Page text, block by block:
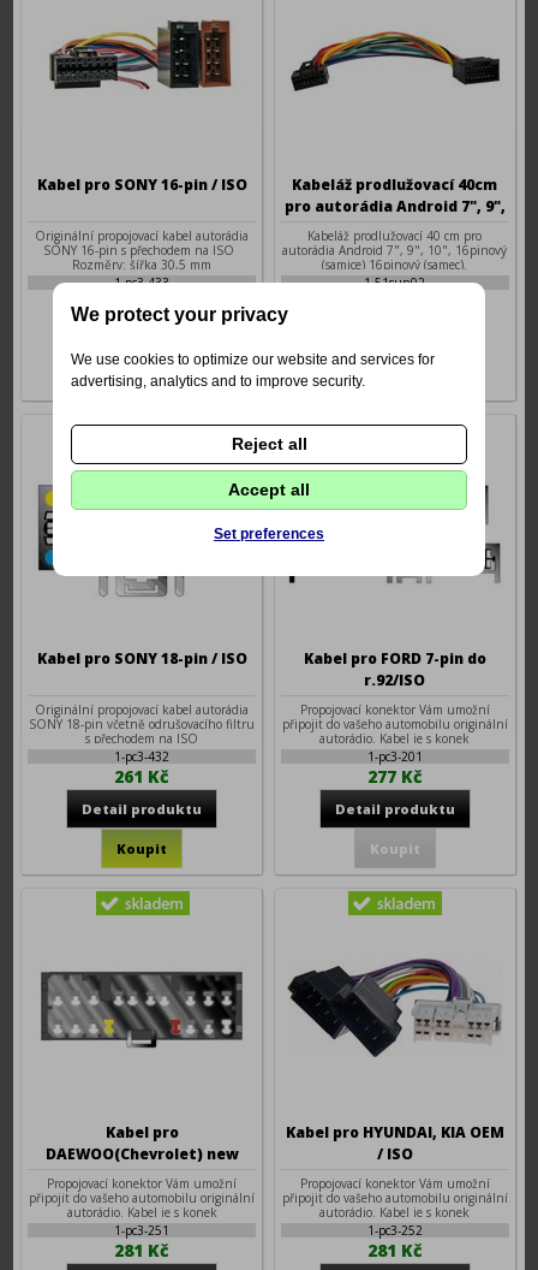
Kabel pro SONY 16-pin / ISO
Originální propojovací kabel autorádia
SONY 16-pin s přechodem na ISO
Rozměry: šířka 30,5 mm
1-pc3-433
249 Kč
Kabeláž prodlužovací 40cm
pro autorádia Android 7", 9",
10"
Kabeláž prodlužovací 40 cm pro
autorádia Android 7", 9", 10", 16pinový
(samice) 16pinový (samec).
1-51sun02
Kabel pro SONY 18-pin / ISO
Originální propojovací kabel autorádia
SONY 18-pin včetně odrušovacího filtru
s přechodem na ISO
1-pc3-432
261 Kč
Kabel pro FORD 7-pin do
r.92/ISO
Propojovací konektor Vám umožní
připojit do vašeho automobilu originální
autorádio. Kabel je s konek
1-pc3-201
277 Kč
Kabel pro
DAEWOO(Chevrolet) new
OEM / ISO
Propojovací konektor Vám umožní
připojit do vašeho automobilu originální
autorádio. Kabel je s konek
1-pc3-251
281 Kč
Kabel pro HYUNDAI, KIA OEM
/ ISO
Propojovací konektor Vám umožní
připojit do vašeho automobilu originální
autorádio. Kabel je s konek
1-pc3-252
281 Kč
We protect your privacy
We use cookies to optimize our website and services for
advertising, analytics and to improve security.
Reject all
Accept all
Set preferences